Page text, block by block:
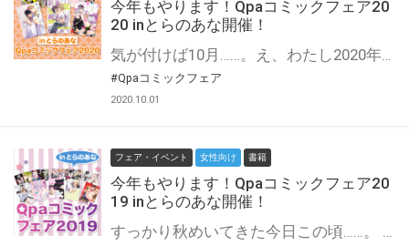
今年もやります！Qpaコミックフェア20
20 inとらのあな開催！
#Qpaコミックフェア
2020.10.01
フェア・イベント 女性向け 書籍
今年もやります！Qpaコミックフェア20
19 inとらのあな開催！